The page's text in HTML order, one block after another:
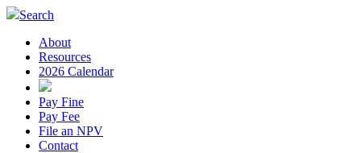
Search
About
Resources
2026 Calendar
Pay Fine
Pay Fee
File an NPV
Contact